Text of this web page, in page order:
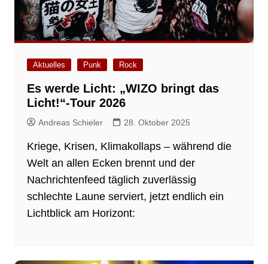
Aktuelles Punk Rock
Es werde Licht: „WIZO bringt das
Licht!“-Tour 2026
Andreas Schieler 28. Oktober 2025
Kriege, Krisen, Klimakollaps – während die
Welt an allen Ecken brennt und der
Nachrichtenfeed täglich zuverlässig
schlechte Laune serviert, jetzt endlich ein
Lichtblick am Horizont: